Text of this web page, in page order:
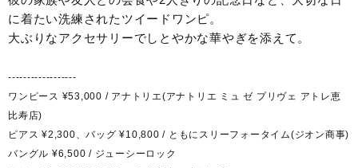
に着たい洗練されたツイードワンピ。
大ぶりなアクセサリーでしとやかな華やぎを添えて。
------------------
ワンピース ¥53,000 / アナトリエ(アナトリエ ミュ ゼ プリヴェ アトレ恵
比寿店)
ピアス ¥2,300、バッグ ¥10,800 / ともにスリーフォータイム(ジオン商事)
バングル ¥6,500 / ジューシーロック